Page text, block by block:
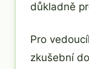
důkladně
Pro
zkušební